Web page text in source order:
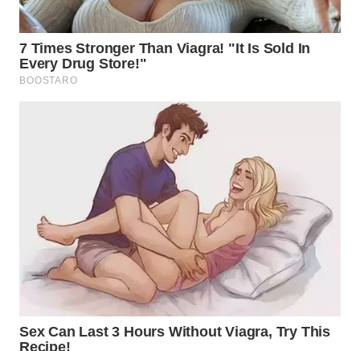
WN
DEPOK
WN
PADANG
LAWAS